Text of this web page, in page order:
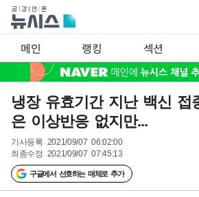
메인 랭킹 섹션
냉장 유효기간 지난 백신 접
은 이상반응 없지만...
기사등록 2021/09/07 06:02:00
최종수정 2021/09/07 07:45:13
구글에서 선호하는 매체로 추가